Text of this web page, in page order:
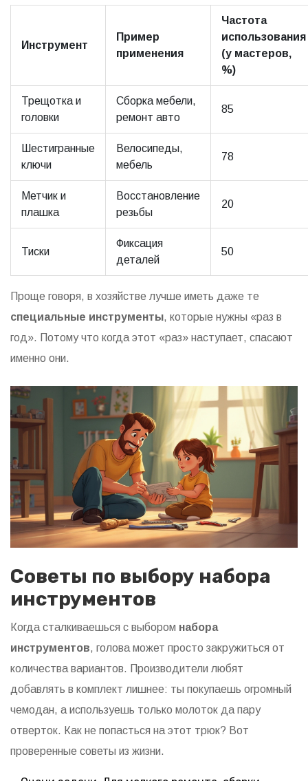
Инструмент
Пример
применения
Частота
использования
(у мастеров,
%)
Трещотка и
головки
Сборка мебели,
ремонт авто
85
Шестигранные
ключи
Велосипеды,
мебель
78
Метчик и
плашка
Восстановление
резьбы
20
Тиски
Фиксация
деталей
50
Проще говоря, в хозяйстве лучше иметь даже те
специальные инструменты, которые нужны «раз в
год». Потому что когда этот «раз» наступает, спасают
именно они.
Советы по выбору набора
инструментов
Когда сталкиваешься с выбором набора
инструментов, голова может просто закружиться от
количества вариантов. Производители любят
добавлять в комплект лишнее: ты покупаешь огромный
чемодан, а используешь только молоток да пару
отверток. Как не попасться на этот трюк? Вот
проверенные советы из жизни.